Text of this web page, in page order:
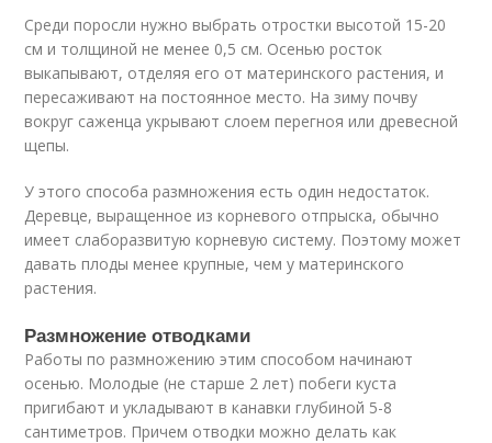
Среди поросли нужно выбрать отростки высотой 15-20
см и толщиной не менее 0,5 см. Осенью росток
выкапывают, отделяя его от материнского растения, и
пересаживают на постоянное место. На зиму почву
вокруг саженца укрывают слоем перегноя или древесной
щепы.
У этого способа размножения есть один недостаток.
Деревце, выращенное из корневого отпрыска, обычно
имеет слаборазвитую корневую систему. Поэтому может
давать плоды менее крупные, чем у материнского
растения.
Размножение отводками
Работы по размножению этим способом начинают
осенью. Молодые (не старше 2 лет) побеги куста
пригибают и укладывают в канавки глубиной 5-8
сантиметров. Причем отводки можно делать как